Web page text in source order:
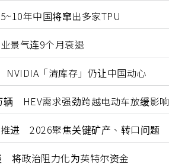
年中国将窜出多家TPU
景气连9个月衰退
「清库存」仍让中国动心
HEV需求强劲跨越电动车放缓影响
进 2026聚焦关键矿产、转口问题
将政治阻力化为英特尔资金